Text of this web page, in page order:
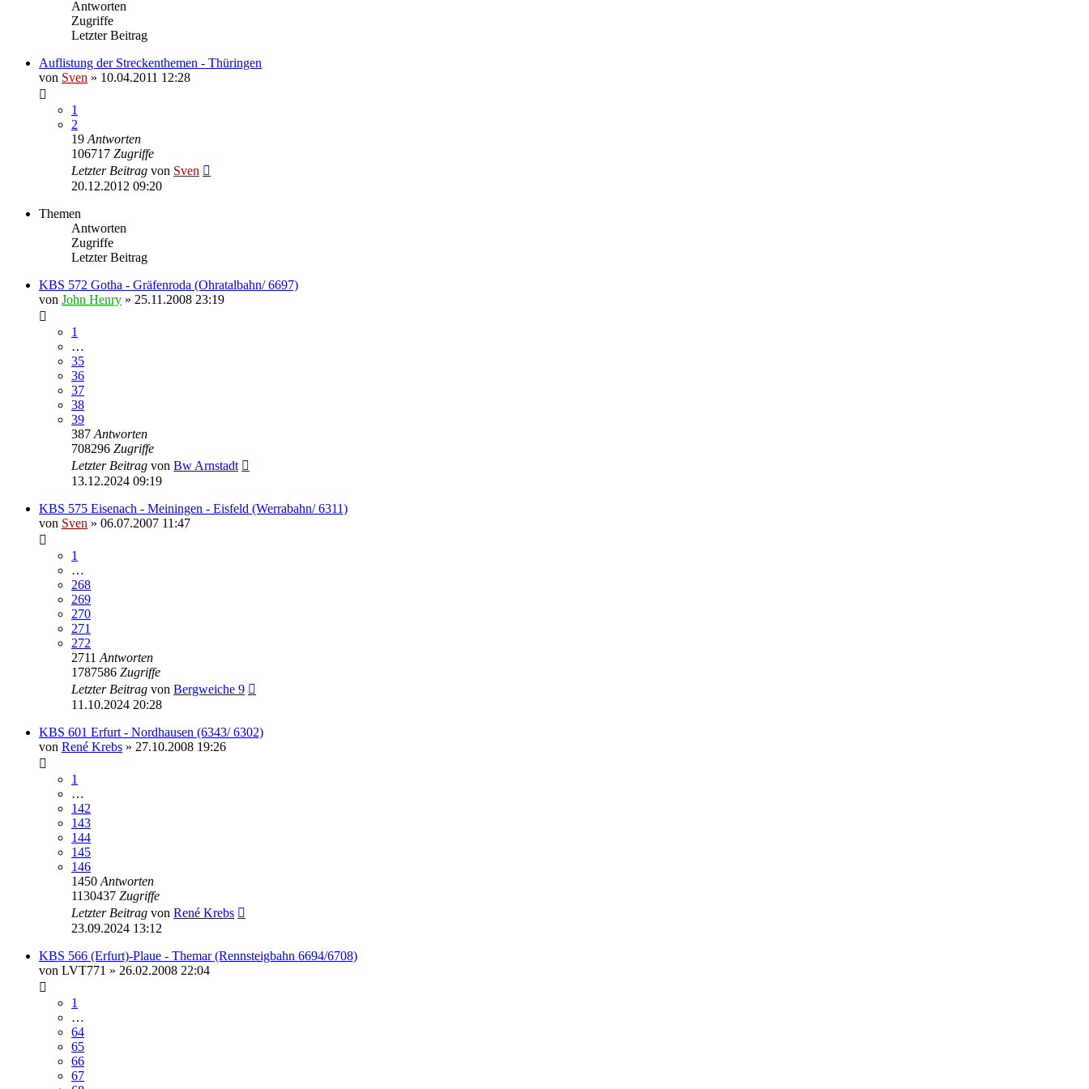
Antworten
Zugriffe
Letzter Beitrag
Auflistung der Streckenthemen - Thüringen
von Sven » 10.04.2011 12:28
1
2
19 Antworten
106717 Zugriffe
Letzter Beitrag von Sven
20.12.2012 09:20
Themen
Antworten
Zugriffe
Letzter Beitrag
KBS 572 Gotha - Gräfenroda (Ohratalbahn/ 6697)
von John Henry » 25.11.2008 23:19
1
…
35
36
37
38
39
387 Antworten
708296 Zugriffe
Letzter Beitrag von Bw Arnstadt
13.12.2024 09:19
KBS 575 Eisenach - Meiningen - Eisfeld (Werrabahn/ 6311)
von Sven » 06.07.2007 11:47
1
…
268
269
270
271
272
2711 Antworten
1787586 Zugriffe
Letzter Beitrag von Bergweiche 9
11.10.2024 20:28
KBS 601 Erfurt - Nordhausen (6343/ 6302)
von René Krebs » 27.10.2008 19:26
1
…
142
143
144
145
146
1450 Antworten
1130437 Zugriffe
Letzter Beitrag von René Krebs
23.09.2024 13:12
KBS 566 (Erfurt)-Plaue - Themar (Rennsteigbahn 6694/6708)
von LVT771 » 26.02.2008 22:04
1
…
64
65
66
67